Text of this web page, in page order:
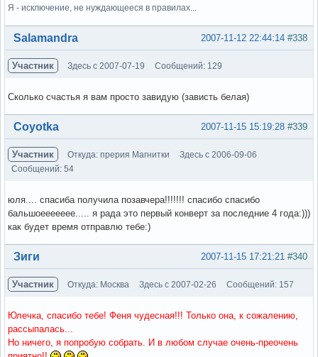
Я - исключение, не нуждающееся в правилах...
Вне форума #338
2007-11-12 22:44:14
Salamandra
Участник Здесь с 2007-07-19 Сообщений: 129
Сколько счастья я вам просто завидую (зависть белая)
Вне форума #339
2007-11-15 15:19:28
Coyotka
Участник Откуда: прерия Магнитки
Здесь с 2006-09-06
Сообщений: 54
юля.... спасиба получила позавчера!!!!!!! спасибо спасибо
бальшоеееееее..... я рада это первый конверт за последние 4 года:)))
как будет время отправлю тебе:)
Вне форума #340
2007-11-15 17:21:21
Зиги
Участник Откуда: Москва Здесь с 2007-02-26 Сообщений: 157
Юлечка, спасибо тебе! Феня чудесная!!! Только она, к сожалению,
рассыпалась...
Но ничего, я попробую собрать. И в любом случае очень-преочень